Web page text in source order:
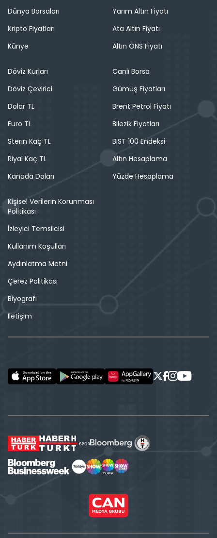
Dünya Borsaları
Kripto Fiyatları
Künye
Yarım Altın Fiyatı
Ata Altın Fiyatı
Altın ONS Fiyatı
Döviz Kurları
Döviz Çevirici
Dolar TL
Euro TL
Sterin Kaç TL
Riyal Kaç TL
Kanada Doları
Canlı Borsa
Gümüş Fiyatları
Brent Petrol Fiyatı
Bilezik Fiyatları
BIST 100 Endeksi
Altın Hesaplama
Yüzde Hesaplama
Kişisel Verilerin Korunması
Politikası
İzleyici Temsilcisi
Kullanım Koşulları
Aydınlatma Metni
Çerez Politikası
Biyografi
İletişim